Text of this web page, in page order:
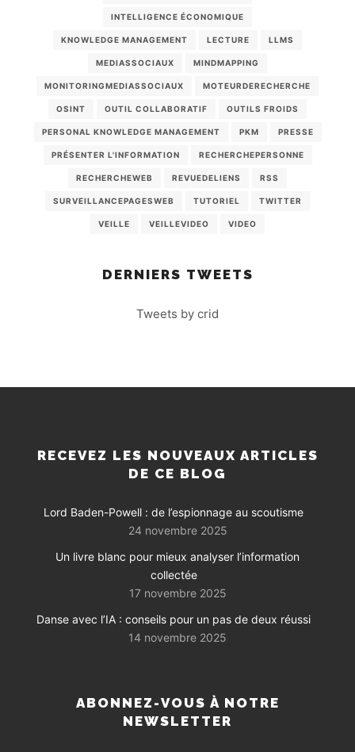
INTELLIGENCE ÉCONOMIQUE
KNOWLEDGE MANAGEMENT LECTURE LLMS
MEDIASSOCIAUX MINDMAPPING
MONITORINGMEDIASSOCIAUX MOTEURDERECHERCHE
OSINT OUTIL COLLABORATIF OUTILS FROIDS
PERSONAL KNOWLEDGE MANAGEMENT PKM PRESSE
PRÉSENTER L'INFORMATION RECHERCHEPERSONNE
RECHERCHEWEB REVUEDELIENS RSS
SURVEILLANCEPAGESWEB TUTORIEL TWITTER
VEILLE VEILLEVIDEO VIDEO
DERNIERS TWEETS
Tweets by crid
RECEVEZ LES NOUVEAUX ARTICLES
DE CE BLOG
Lord Baden-Powell : de l’espionnage au scoutisme
24 novembre 2025
Un livre blanc pour mieux analyser l’information
collectée
17 novembre 2025
Danse avec l’IA : conseils pour un pas de deux réussi
14 novembre 2025
ABONNEZ-VOUS À NOTRE
NEWSLETTER